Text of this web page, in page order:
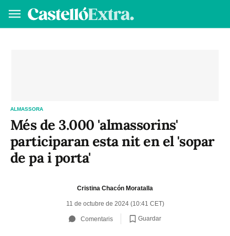
ALMASSORA
Més de 3.000 'almassorins'
participaran esta nit en el 'sopar
de pa i porta'
Cristina Chacón Moratalla
11 de octubre de 2024 (10:41 CET)
Comentaris Guardar